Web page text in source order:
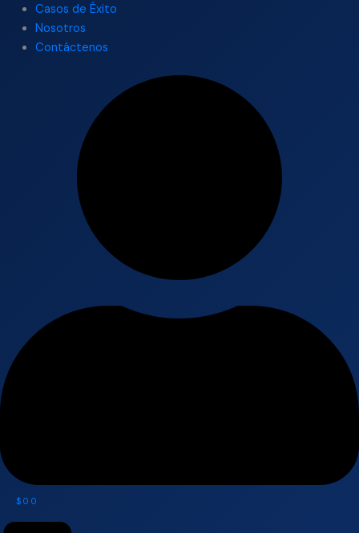
Casos de Éxito
Nosotros
Contáctenos
$ 0 0